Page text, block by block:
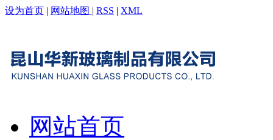
设为首页 | 网站地图 | RSS | XML
网站首页